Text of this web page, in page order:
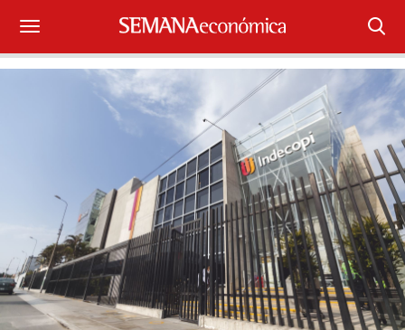
Suscríbase
Iniciar sesión
¿Qué está pasando?
Sectores y Empresas
Management
Economía y Finanzas